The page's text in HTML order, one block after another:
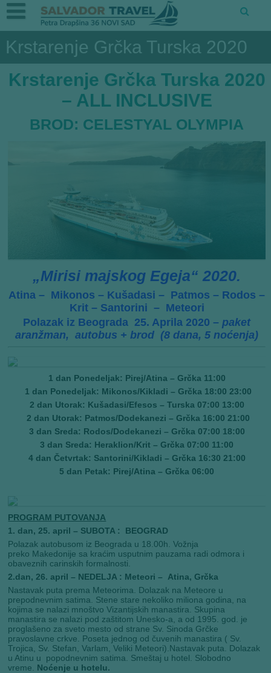
Krstarenje Grčka Turska 2020
Krstarenje Grčka Turska 2020
– ALL INCLUSIVE
BROD: CELESTYAL OLYMPIA
„Mirisi majskog Egeja“ 2020.
Atina – Mikonos – Kušadasi – Patmos – Rodos –
Krit – Santorini – Meteori
Polazak iz Beograda 25. Aprila 2020 – paket
aranžman, autobus + brod (8 dana, 5 noćenja)
1 dan Ponedeljak: Pirej/Atina – Grčka 11:00
1 dan Ponedeljak: Mikonos/Kikladi – Grčka 18:00 23:00
2 dan Utorak: Kušadasi/Efesos – Turska 07:00 13:00
2 dan Utorak: Patmos/Dodekanezi – Grčka 16:00 21:00
3 dan Sreda: Rodos/Dodekanezi – Grčka 07:00 18:00
3 dan Sreda: Heraklion/Krit – Grčka 07:00 11:00
4 dan Četvrtak: Santorini/Kikladi – Grčka 16:30 21:00
5 dan Petak: Pirej/Atina – Grčka 06:00
PROGRAM PUTOVANJA
1. dan, 25. april – SUBOTA : BEOGRAD
Polazak autobusom iz Beograda u 18.00h. Vožnja
preko Makedonije sa kraćim usputnim pauzama radi odmora i
obaveznih carinskih formalnosti.
2.dan, 26. april – NEDELJA : Meteori – Atina, Grčka
Nastavak puta prema Meteorima. Dolazak na Meteore u
prepodnevnim satima. Stene stare nekoliko miliona godina, na
kojima se nalazi mnoštvo Vizantijskih manastira. Skupina
manastira se nalazi pod zaštitom Unesko-a, a od 1995. god. je
proglašeno za sveto mesto od strane Sv. Sinoda Grčke
pravoslavne crkve. Poseta jednog od čuvenih manastira ( Sv.
Trojica, Sv. Stefan, Varlam, Veliki Meteori).Nastavak puta.
Dolazak
u Atinu u popodnevnim satima. Smeštaj u hotel. Slobodno
vreme. Noćenje u hotelu.